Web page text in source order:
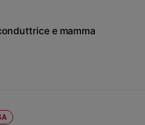
e mamma